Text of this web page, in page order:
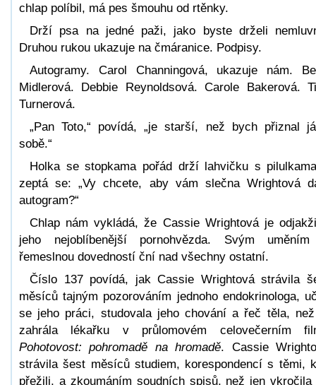
chlap políbil, má pes šmouhu od rtěnky.
Drží psa na jedné paži, jako byste drželi
Druhou rukou ukazuje na čmáranice. Podpisy.
Autogramy. Carol Channingová, ukazuje nám.
Midlerová. Debbie Reynoldsová. Carole Bakerová.
Turnerová.
„Pan Toto,“ povídá, „je starší, než bych přiznal
sobě.“
Holka se stopkama pořád drží lahvičku s
zeptá se: „Vy chcete, aby vám slečna Wrightová
autogram?“
Chlap nám vykládá, že Cassie Wrightová je
jeho nejoblíbenější pornohvězda. Svým
řemeslnou dovedností ční nad všechny ostatní.
Číslo 137 povídá, jak Cassie Wrightová strávila
měsíců tajným pozorováním jednoho endokrinologa,
se jeho práci, studovala jeho chování a řeč těla,
zahrála lékařku v průlomovém celovečerním
Pohotovost: pohromadě na hromadě. Cassie
strávila šest měsíců studiem, korespondencí s těmi,
přežili, a zkoumáním soudních spisů, než jen vkročila